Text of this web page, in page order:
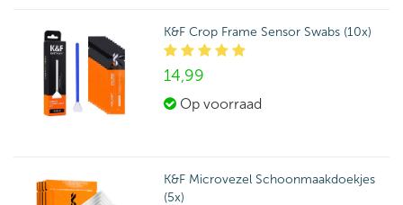
K&F Crop Frame Sensor Swabs (10x)
14,99
Op voorraad
K&F Microvezel Schoonmaakdoekjes
(5x)